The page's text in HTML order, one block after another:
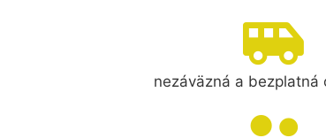
nezáväzná a bezplatná